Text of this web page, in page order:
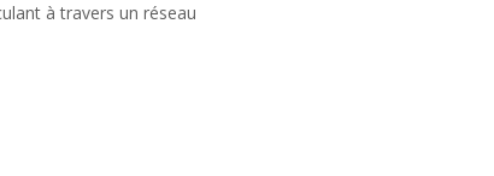
à travers un réseau
aux variations de